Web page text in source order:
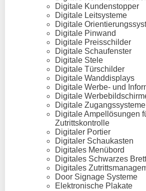
Digitale Kundenstopper
Digitale Leitsysteme
Digitale
Digitale Pinwand
Digitale Preisschilder
Digitale Schaufenster
Digitale Stele
Digitale Türschilder
Digitale Wanddisplays
Digitale Werbe- und
Digitale
Digitale Zugangssysteme
Digitale Ampellösungen
Zutrittskontrolle
Digitaler Portier
Digitaler Schaukasten
Digitales Menübord
Digitales Schwarzes Brett
Digitales
Door Signage Systeme
Elektronische Plakate